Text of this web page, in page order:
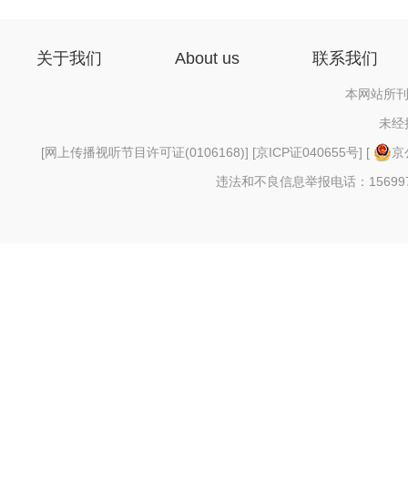
关于我们 About us 联系我们
本网站所
未经
[网上传播视听节目许可证(0106168)] [京ICP证040655号] [
京
违法和不良信息举报电话：